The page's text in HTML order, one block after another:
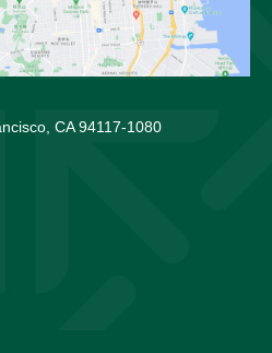
CA 94117-1080